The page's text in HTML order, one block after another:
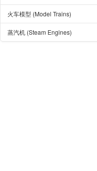
火车模型 (Model Trains)
蒸汽机 (Steam Engines)